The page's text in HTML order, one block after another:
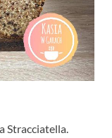
Stracciatella.